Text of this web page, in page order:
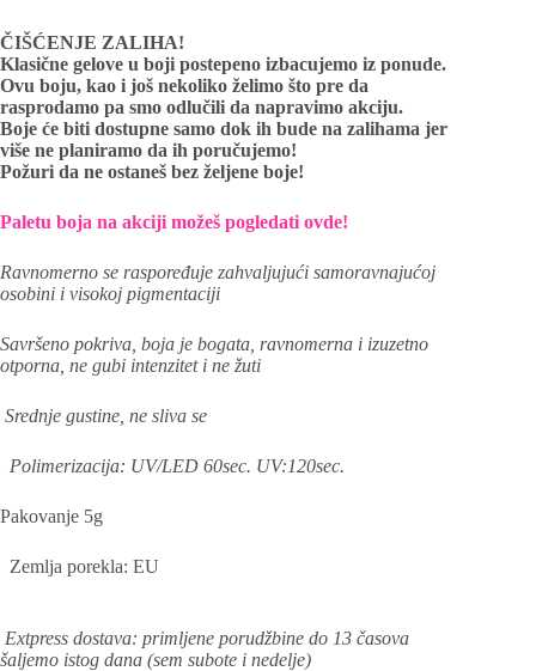
bila:
300,00 rsd.
195,00 rsd.
ČIŠĆENJE ZALIHA!
Klasične gelove u boji postepeno izbacujemo iz ponude.
Ovu boju, kao i još nekoliko želimo što pre da
rasprodamo pa smo odlučili da napravimo akciju.
Boje će biti dostupne samo dok ih bude na zalihama jer
više ne planiramo da ih poručujemo!
Požuri da ne ostaneš bez željene boje!
Paletu boja na akciji možeš pogledati ovde!
Ravnomerno se raspoređuje zahvaljujući samoravnajućoj
osobini i visokoj pigmentaciji
Savršeno pokriva, boja je bogata, ravnomerna i izuzetno
otporna, ne gubi intenzitet i ne žuti
Srednje gustine, ne sliva se
Polimerizacija: UV/LED 60sec. UV:120sec.
Pakovanje 5g
Zemlja porekla: EU
Extpress dostava: primljene porudžbine do 13 časova
šaljemo istog dana (sem subote i nedelje)